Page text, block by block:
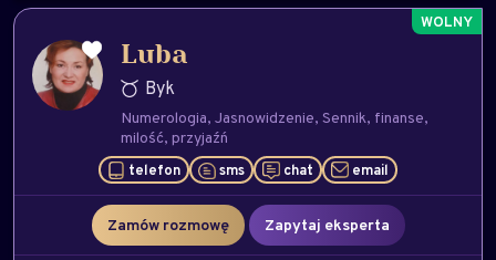
Luba
Byk
Numerologia Jasnowidzenie Sennik finanse
milość przyjaźń
telefon sms chat email
Zamów rozmowę Zapytaj eksperta